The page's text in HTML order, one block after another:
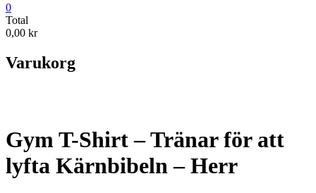
0
Total
0,00 kr
Varukorg
Gym T-Shirt – Tränar för att
lyfta Kärnbibeln – Herr